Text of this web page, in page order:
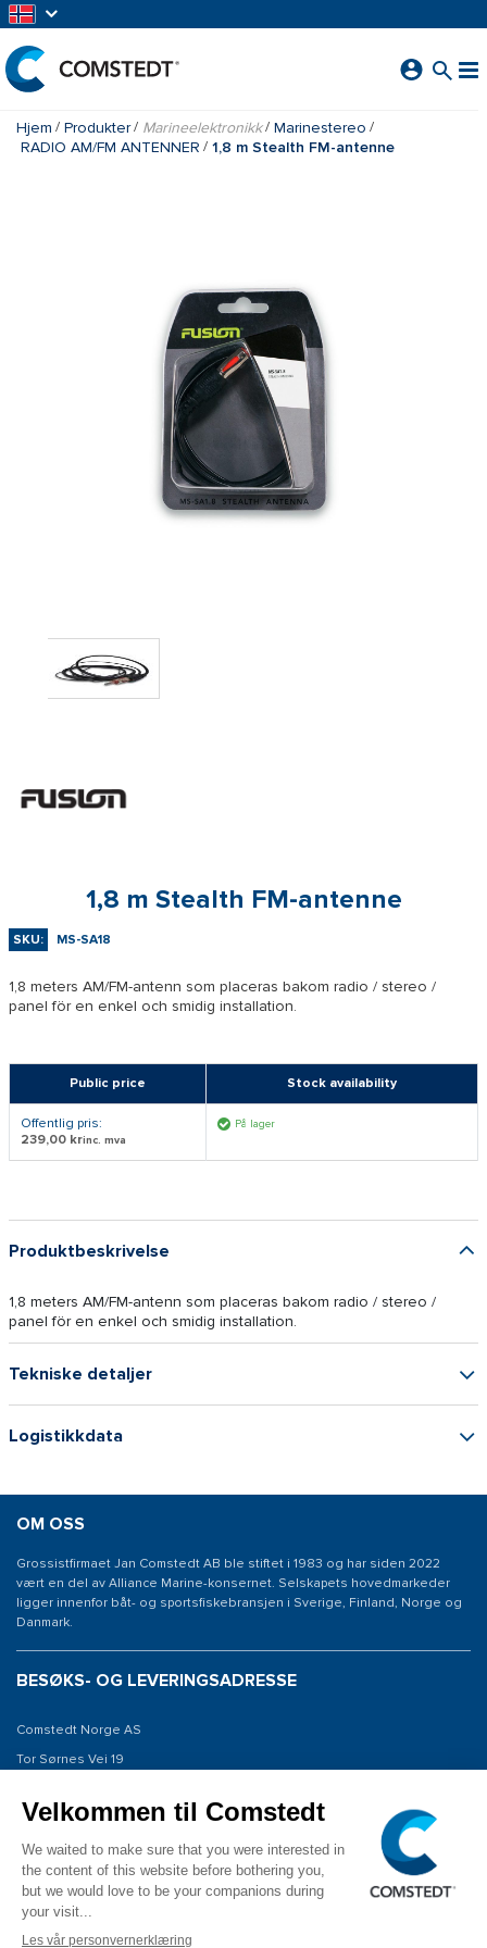
Hjem Produkter Marineelektronikk
Marinestereo
RADIO AM/FM ANTENNER
1,8 m Stealth FM-antenne
1,8 m Stealth FM-antenne
SKU: MS-SA18
1,8 meters AM/FM-antenn som placeras bakom radio / stereo /
panel för en enkel och smidig installation.
Public price Stock availability
Offentlig pris:
239,00 krinc. mva
På lager
Produktbeskrivelse
1,8 meters AM/FM-antenn som placeras bakom radio / stereo /
panel för en enkel och smidig installation.
Tekniske detaljer
Logistikkdata
OM OSS
Grossistfirmaet Jan Comstedt AB ble stiftet i 1983 og har siden 2022
vært en del av Alliance Marine-konsernet. Selskapets hovedmarkeder
ligger innenfor båt- og sportsfiskebransjen i Sverige, Finland, Norge og
Danmark.
BESØKS- OG LEVERINGSADRESSE
Comstedt Norge AS
Tor Sørnes Vei 19
Norway
KONTAKT OSS